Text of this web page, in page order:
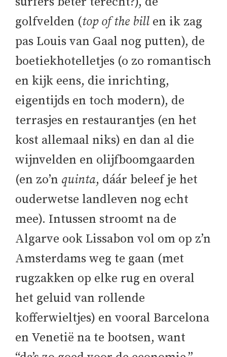
golfvelden (top of the bill en ik zag
pas Louis van Gaal nog putten), de
boetiekhotelletjes (o zo romantisch
en kijk eens, die inrichting,
eigentijds en toch modern), de
terrasjes en restaurantjes (en het
kost allemaal niks) en dan al die
wijnvelden en olijfboomgaarden
(en zo’n quinta, dáár beleef je het
ouderwetse landleven nog echt
mee). Intussen stroomt na de
Algarve ook Lissabon vol om op z’n
Amsterdams weg te gaan (met
rugzakken op elke rug en overal
het geluid van rollende
kofferwieltjes) en vooral Barcelona
en Venetië na te bootsen, want